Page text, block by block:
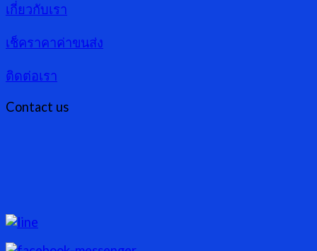
เกี่ยวกับเรา
เช็คราคาค่าขนส่ง
ติดต่อเรา
Contact us